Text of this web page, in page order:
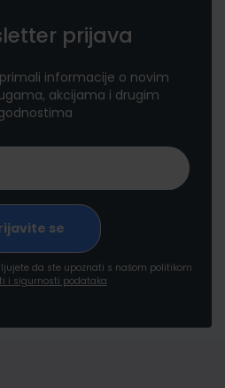
prijava
informacije o novim
akcijama i drugim
da ste upoznati s našom politikom
i sigurnosti podataka